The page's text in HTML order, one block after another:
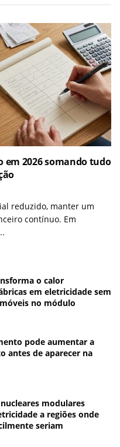
2026 somando tudo
reduzido, manter um
contínuo. Em
o calor
em eletricidade sem
no módulo
pode aumentar a
antes de aparecer na
modulares
a regiões onde
seriam